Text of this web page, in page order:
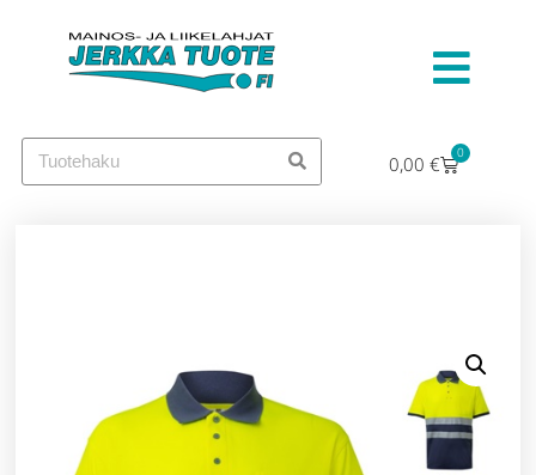
0,00 € 0